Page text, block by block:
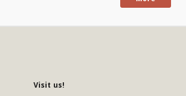
Visit us!